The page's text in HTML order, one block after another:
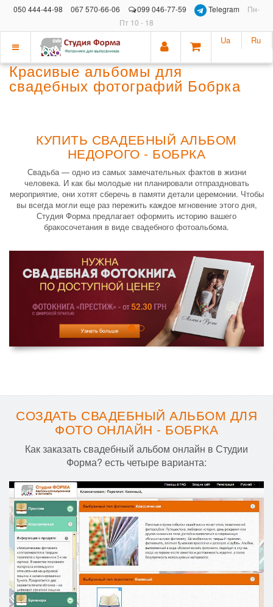
050 444-44-98 067 570-66-06 099 046-77-59 Telegram
Пн-
Пт 10 - 18
Показать
меню
Ua Ru
Красивые альбомы для
свадебных фотографий Бобрка
КУПИТЬ СВАДЕБНЫЙ АЛЬБОМ
НЕДОРОГО - БОБРКА
Свадьба — одно из самых замечательных фактов в жизни
человека. И как бы молодые ни планировали отпраздновать
мероприятие, они хотят сберечь в памяти детали церемонии. Чтобы
вы всегда могли еще раз пережить каждое мгновение этого дня,
Студия Форма предлагает оформить историю вашего
бракосочетания в виде свадебного фотоальбома.
СОЗДАТЬ СВАДЕБНЫЙ АЛЬБОМ ДЛЯ
ФОТО ОНЛАЙН - БОБРКА
Как заказать свадебный альбом онлайн в Студии
Форма? есть четыре варианта: